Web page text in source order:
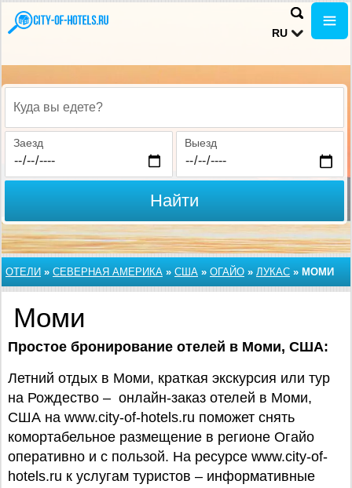
RU
Куда вы едете?
Заезд Выезд
Найти
ОТЕЛИ » СЕВЕРНАЯ АМЕРИКА » США » ОГАЙО » ЛУКАС » МОМИ
Моми
Простое бронирование отелей в Моми, США:
Летний отдых в Моми, краткая экскурсия или тур
на Рождество – онлайн-заказ отелей в Моми,
США на www.city-of-hotels.ru поможет снять
комортабельное размещение в регионе Огайо
оперативно и с пользой. На ресурсе www.city-of-
hotels.ru к услугам туристов – информативные